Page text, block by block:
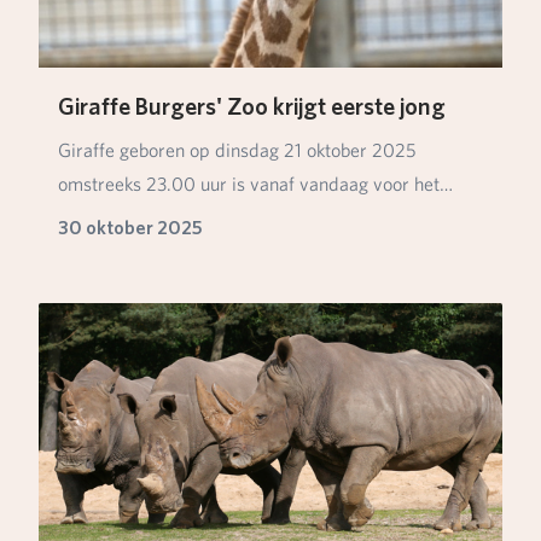
Giraffe Burgers' Zoo krijgt eerste jong
Giraffe geboren op dinsdag 21 oktober 2025
omstreeks 23.00 uur is vanaf vandaag voor het
eerst zicht…
30 oktober 2025